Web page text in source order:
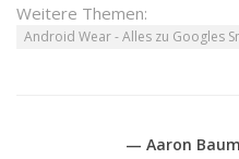
Weitere Themen:
Android Wear - Alles zu Googles
— Aaron